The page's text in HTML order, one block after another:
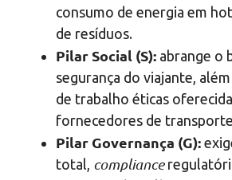
consumo de energia em
de resíduos.
Pilar Social (S): abrange o
segurança do viajante,
de trabalho éticas
fornecedores de
Pilar Governança (G):
total, compliance